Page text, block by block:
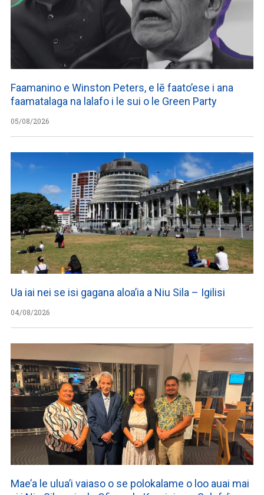
Faamanino e Winston Peters, e lē faato’ese i ana
faamatalaga na lalafo i le sui o le Green Party
05/08/2026
Ua iai nei se isi gagana aloa’ia a Niu Sila – Igilisi
04/08/2026
Mae’a le ulua’i vaiaso o se polokalame o loo auai mai